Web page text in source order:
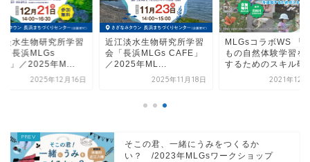
淡水生物研究所学習
長浜MLGs
」／2025年M...
2025年12月16日
近江淡水生物研究所学習
会「長浜MLGs CAFE」
／2025年ML...
2025年11月18日
MLGsコラボWS 「
もの自然体験学習を
するためのスキル研
2021年12
そこの君、一緒にうみをつくるか
い？ /2023年MLGsワークショップ